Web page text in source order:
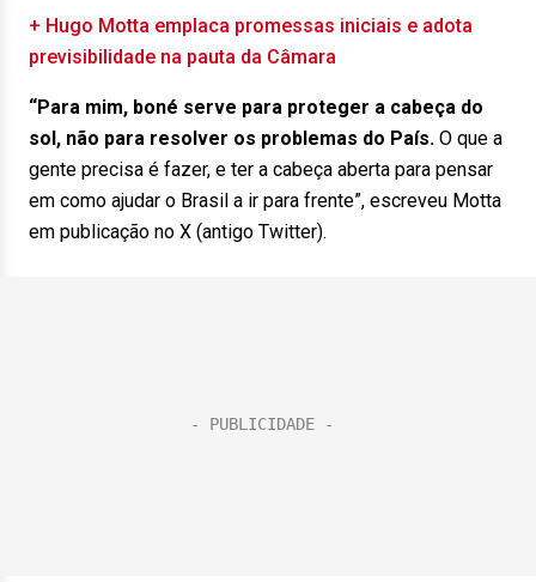
+ Hugo Motta emplaca promessas iniciais e adota
previsibilidade na pauta da Câmara
“Para mim, boné serve para proteger a cabeça do
sol, não para resolver os problemas do País. O que a
gente precisa é fazer, e ter a cabeça aberta para pensar
em como ajudar o Brasil a ir para frente”, escreveu Motta
em publicação no X (antigo Twitter).